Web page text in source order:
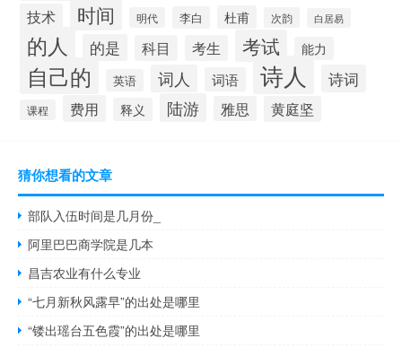
技术 时间 明代 李白 杜甫 次韵 白居易
的人 的是 科目 考生 考试 能力
自己的 英语 词人 词语 诗人 诗词
课程 费用 释义 陆游 雅思 黄庭坚
猜你想看的文章
部队入伍时间是几月份_
阿里巴巴商学院是几本
昌吉农业有什么专业
“七月新秋风露早”的出处是哪里
“镂出瑶台五色霞”的出处是哪里